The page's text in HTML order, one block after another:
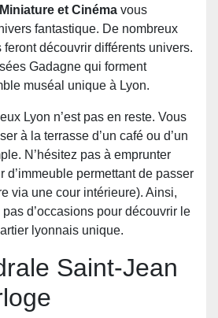
et Cinéma vous
fantastique. De nombreux
découvrir différents univers.
Gadagne qui forment
muséal unique à Lyon.
Lyon n’est pas en reste. Vous
à la terrasse d’un café ou d’un
N’hésitez pas à emprunter
d’immeuble permettant de passer
via une cour intérieure). Ainsi,
d’occasions pour découvrir le
lyonnais unique.
Saint-Jean